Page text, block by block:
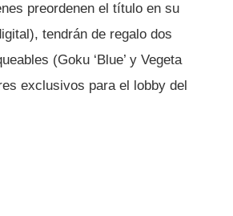
preordenen el tí­tulo en su
tendrán de regalo dos
(Goku ‘Blue’ y Vegeta
exclusivos para el lobby del